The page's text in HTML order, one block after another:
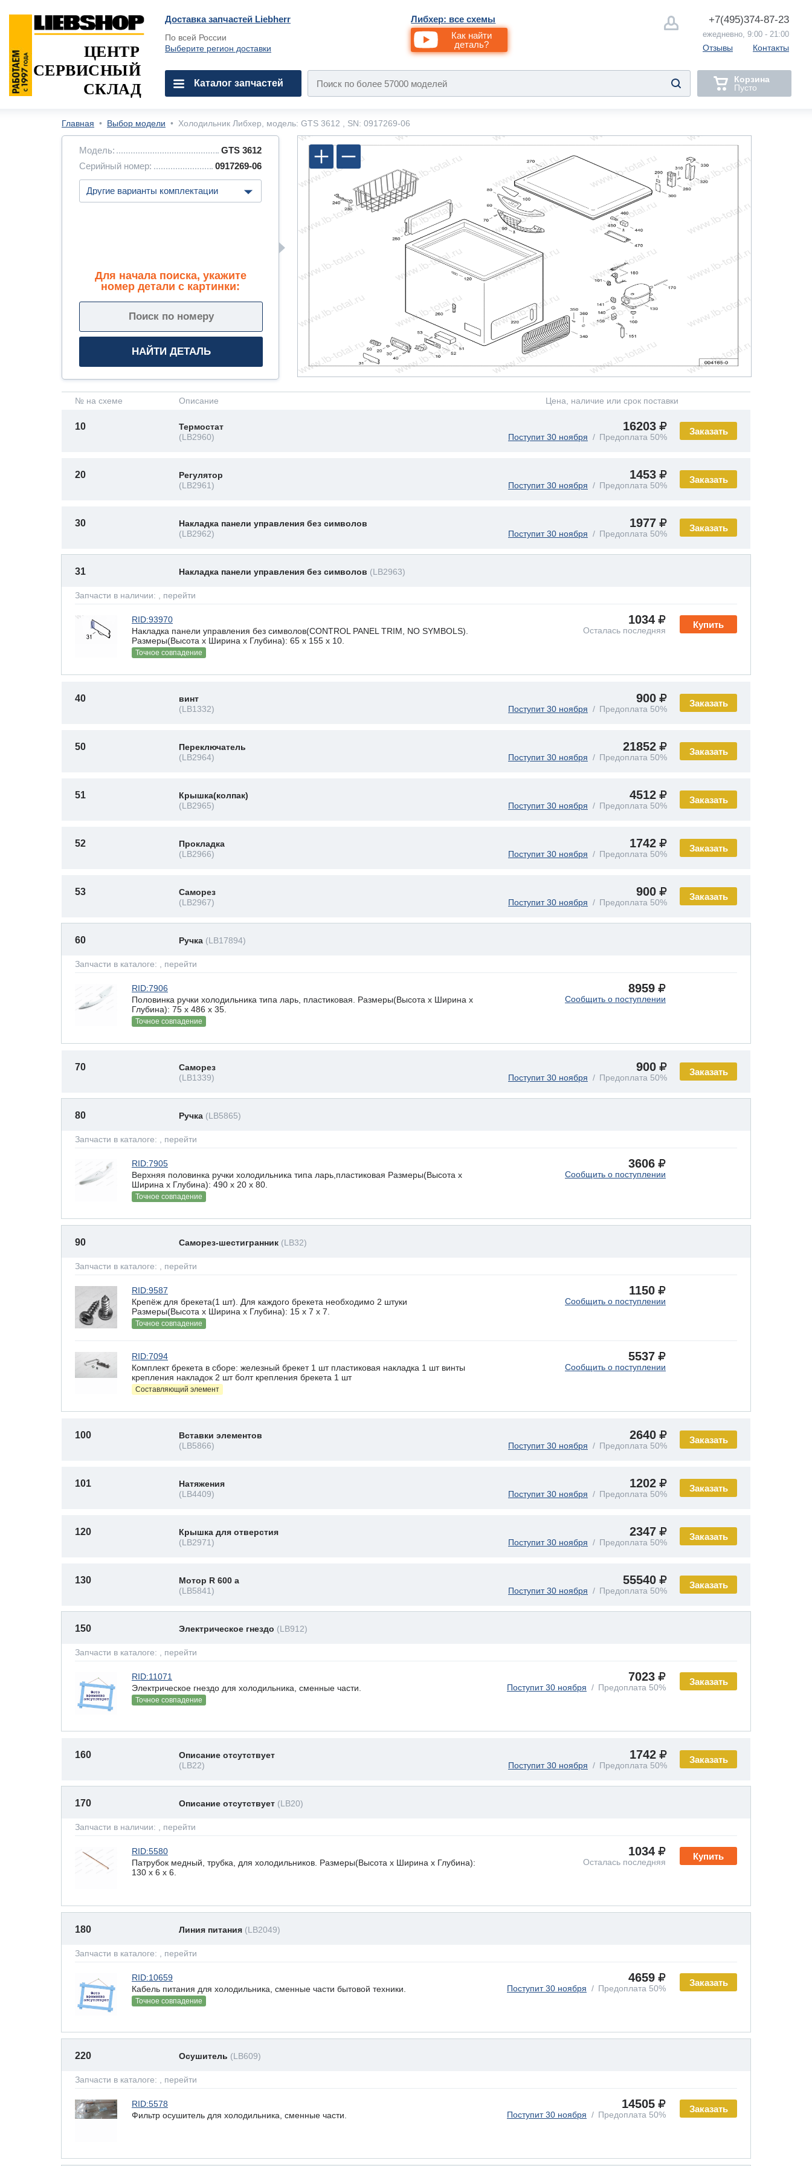
Доставка запчастей Liebherr
По всей России
Выберите регион доставки
Либхер: все схемы
Как найти
деталь?
+7(495)374-87-23
ежедневно, 9:00 - 21:00
Отзывы Контакты
ЦЕНТР
СЕРВИСНЫЙ
СКЛАД
Каталог запчастей
Корзина
Пусто
Главная • Выбор модели • Холодильник Либхер, модель: GTS 3612 , SN: 0917269-06
Модель:
GTS 3612
Серийный номер:
0917269-06
Для начала поиска, укажите
номер детали с картинки:
№ на схеме Описание Цена, наличие или срок поставки
Заказать
10
Термостат
(LB2960)
16203
Поступит 30 ноября Предоплата 50%
Заказать
20
Регулятор
(LB2961)
1453
Поступит 30 ноября Предоплата 50%
Заказать
30
Накладка панели управления без символов
(LB2962)
1977
Поступит 30 ноября Предоплата 50%
31 Накладка панели управления без символов (LB2963)
Запчасти в наличии: , перейти
Купить
RID:93970
Накладка панели управления без символов(CONTROL PANEL TRIM, NO SYMBOLS).
Размеры(Высота х Ширина х Глубина): 65 x 155 х 10.
Точное совпадение
1034
Осталась последняя
Заказать
40
винт
(LB1332)
900
Поступит 30 ноября Предоплата 50%
Заказать
50
Переключатель
(LB2964)
21852
Поступит 30 ноября Предоплата 50%
Заказать
51
Крышка(колпак)
(LB2965)
4512
Поступит 30 ноября Предоплата 50%
Заказать
52
Прокладка
(LB2966)
1742
Поступит 30 ноября Предоплата 50%
Заказать
53
Саморез
(LB2967)
900
Поступит 30 ноября Предоплата 50%
60 Ручка (LB17894)
Запчасти в каталоге: , перейти
RID:7906
Половинка ручки холодильника типа ларь, пластиковая. Размеры(Высота х Ширина х
Глубина): 75 x 486 х 35.
Точное совпадение
8959
Сообщить о поступлении
Заказать
70
Саморез
(LB1339)
900
Поступит 30 ноября Предоплата 50%
80 Ручка (LB5865)
Запчасти в каталоге: , перейти
RID:7905
Верхняя половинка ручки холодильника типа ларь,пластиковая Размеры(Высота х
Ширина х Глубина): 490 x 20 х 80.
Точное совпадение
3606
Сообщить о поступлении
90 Саморез-шестигранник (LB32)
Запчасти в каталоге: , перейти
RID:9587
Крепёж для брекета(1 шт). Для каждого брекета необходимо 2 штуки
Размеры(Высота х Ширина х Глубина): 15 x 7 х 7.
Точное совпадение
1150
Сообщить о поступлении
RID:7094
Комплект брекета в сборе: железный брекет 1 шт пластиковая накладка 1 шт винты
крепления накладок 2 шт болт крепления брекета 1 шт
Составляющий элемент
5537
Сообщить о поступлении
Заказать
100
Вставки элементов
(LB5866)
2640
Поступит 30 ноября Предоплата 50%
Заказать
101
Натяжения
(LB4409)
1202
Поступит 30 ноября Предоплата 50%
Заказать
120
Крышка для отверстия
(LB2971)
2347
Поступит 30 ноября Предоплата 50%
Заказать
130
Мотор R 600 a
(LB5841)
55540
Поступит 30 ноября Предоплата 50%
150 Электрическое гнездо (LB912)
Запчасти в каталоге: , перейти
Заказать
RID:11071
Электрическое гнездо для холодильника, сменные части.
Точное совпадение
7023
Поступит 30 ноября Предоплата 50%
Заказать
160
Описание отсутствует
(LB22)
1742
Поступит 30 ноября Предоплата 50%
170 Описание отсутствует (LB20)
Запчасти в наличии: , перейти
Купить
RID:5580
Патрубок медный, трубка, для холодильников. Размеры(Высота х Ширина х Глубина):
130 x 6 х 6.
1034
Осталась последняя
180 Линия питания (LB2049)
Запчасти в каталоге: , перейти
Заказать
RID:10659
Кабель питания для холодильника, сменные части бытовой техники.
Точное совпадение
4659
Поступит 30 ноября Предоплата 50%
220 Осушитель (LB609)
Запчасти в каталоге: , перейти
Заказать
RID:5578
Фильтр осушитель для холодильника, сменные части.
14505
Поступит 30 ноября Предоплата 50%